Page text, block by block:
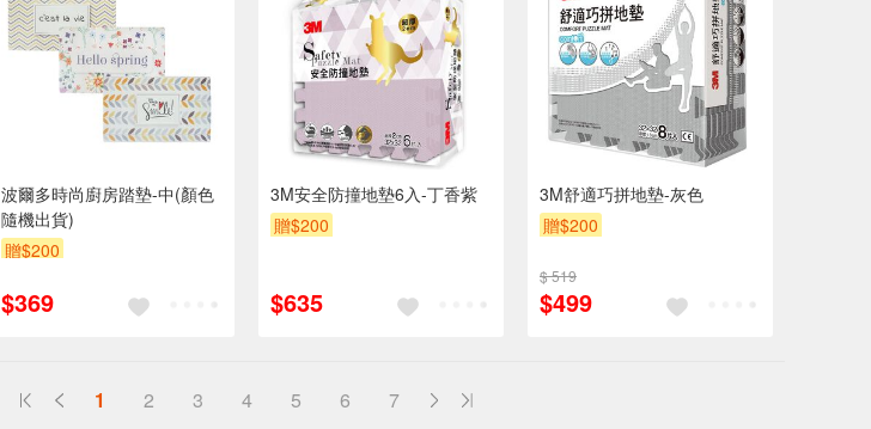
波爾多時尚廚房踏墊-中(顏色
隨機出貨)
贈$200
$369
3M安全防撞地墊6入-丁香紫
贈$200
$635
3M舒適巧拼地墊-灰色
贈$200
$ 519
$499
1 2 3 4 5 6 7